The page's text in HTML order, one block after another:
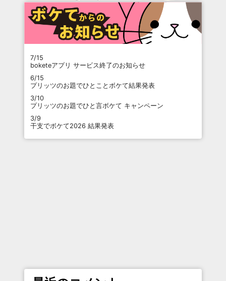
7/15
boketeアプリ サービス終了のお知らせ
6/15
プリッツのお題でひとことボケて結果発表
3/10
プリッツのお題でひと言ボケて キャンペーン
3/9
干支でボケて2026 結果発表